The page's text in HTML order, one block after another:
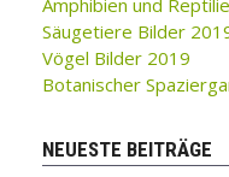
Amphibien und
Säugetiere Bilder
Vögel Bilder 2019
Botanischer
NEUESTE BEITRÄGE